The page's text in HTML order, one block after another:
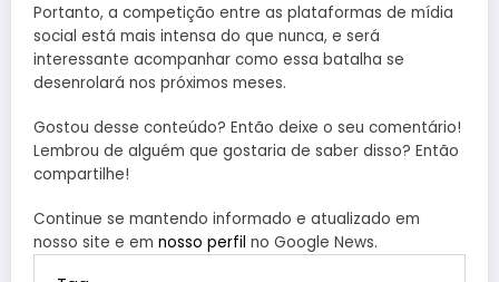
Portanto, a competição entre as plataformas de mídia
social está mais intensa do que nunca, e será
interessante acompanhar como essa batalha se
desenrolará nos próximos meses.
Gostou desse conteúdo? Então deixe o seu comentário!
Lembrou de alguém que gostaria de saber disso? Então
compartilhe!
Continue se mantendo informado e atualizado em
nosso site e em nosso perfil no Google News.